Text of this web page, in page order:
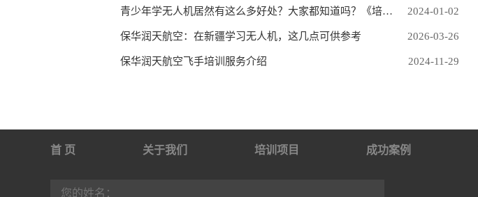
2024-01-02
青少年学无人机居然有这么多好处？大家都知道吗？《培训指南》
2026-03-26
保华润天航空：在新疆学习无人机，这几点可供参考
2024-11-29
保华润天航空飞手培训服务介绍
首 页 关于我们 培训项目 成功案例
行业动态
您的姓名：